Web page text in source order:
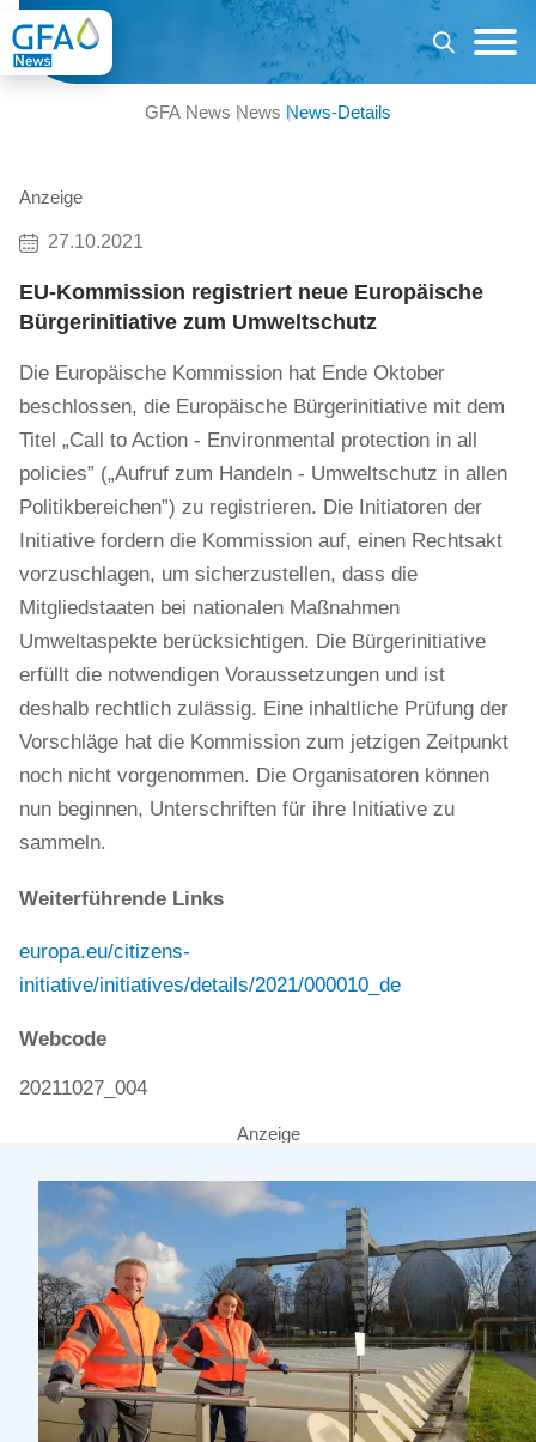
GFA News News News-Details
Anzeige
27.10.2021
EU-Kommission registriert neue Europäische
Bürgerinitiative zum Umweltschutz
Die Europäische Kommission hat Ende Oktober
beschlossen, die Europäische Bürgerinitiative mit dem
Titel „Call to Action - Environmental protection in all
policies” („Aufruf zum Handeln - Umweltschutz in allen
Politikbereichen”) zu registrieren. Die Initiatoren der
Initiative fordern die Kommission auf, einen Rechtsakt
vorzuschlagen, um sicherzustellen, dass die
Mitgliedstaaten bei nationalen Maßnahmen
Umweltaspekte berücksichtigen. Die Bürgerinitiative
erfüllt die notwendigen Voraussetzungen und ist
deshalb rechtlich zulässig. Eine inhaltliche Prüfung der
Vorschläge hat die Kommission zum jetzigen Zeitpunkt
noch nicht vorgenommen. Die Organisatoren können
nun beginnen, Unterschriften für ihre Initiative zu
sammeln.
Weiterführende Links
europa.eu/citizens-
initiative/initiatives/details/2021/000010_de
Webcode
20211027_004
Anzeige